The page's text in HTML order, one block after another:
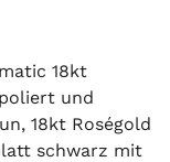
18kt
und
18kt Roségold
schwarz mit